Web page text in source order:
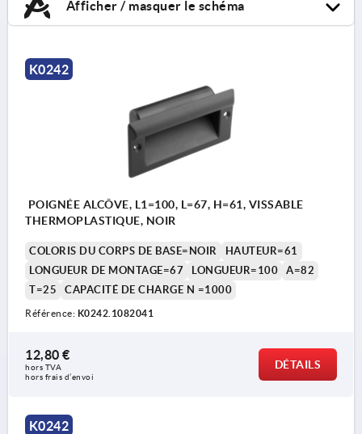
Afficher / masquer le schéma
K0242
POIGNÉE ALCÔVE, L1=100, L=67, H=61, VISSABLE
THERMOPLASTIQUE, NOIR
COLORIS DU CORPS DE BASE=NOIR
HAUTEUR=61
LONGUEUR DE MONTAGE=67
LONGUEUR=100
A=82
T=25
CAPACITÉ DE CHARGE N =1000
Référence: K0242.1082041
12,80 €
hors TVA
hors frais d’envoi
DÉTAILS
K0242